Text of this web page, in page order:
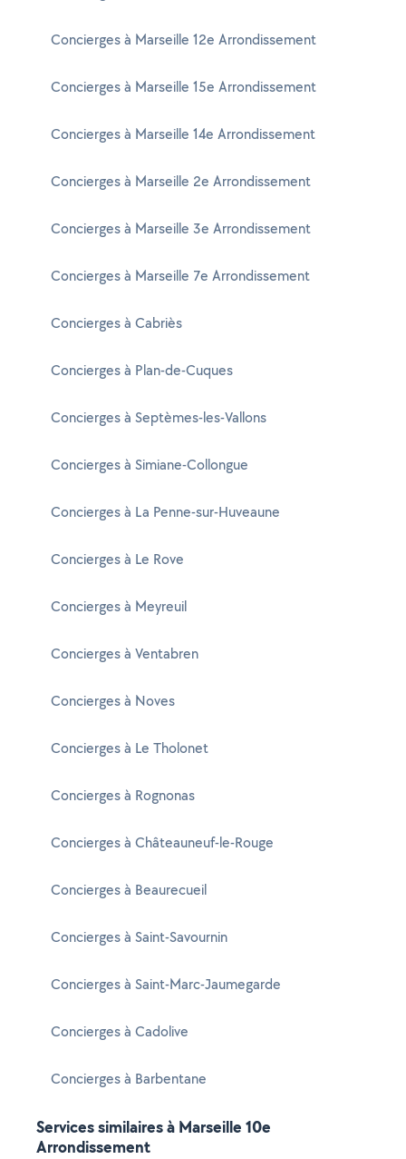
Concierges à Marseille 12e Arrondissement
Concierges à Marseille 15e Arrondissement
Concierges à Marseille 14e Arrondissement
Concierges à Marseille 2e Arrondissement
Concierges à Marseille 3e Arrondissement
Concierges à Marseille 7e Arrondissement
Concierges à Cabriès
Concierges à Plan-de-Cuques
Concierges à Septèmes-les-Vallons
Concierges à Simiane-Collongue
Concierges à La Penne-sur-Huveaune
Concierges à Le Rove
Concierges à Meyreuil
Concierges à Ventabren
Concierges à Noves
Concierges à Le Tholonet
Concierges à Rognonas
Concierges à Châteauneuf-le-Rouge
Concierges à Beaurecueil
Concierges à Saint-Savournin
Concierges à Saint-Marc-Jaumegarde
Concierges à Cadolive
Concierges à Barbentane
Services similaires à Marseille 10e
Arrondissement